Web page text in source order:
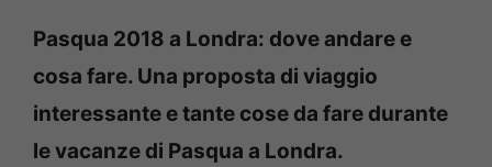
Pasqua 2018 a Londra: dove andare e
cosa fare. Una proposta di viaggio
interessante e tante cose da fare durante
le vacanze di Pasqua a Londra.